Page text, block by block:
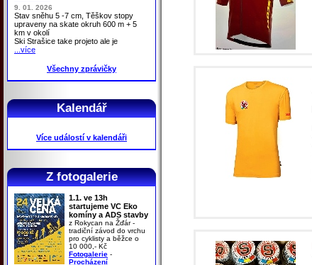
9. 01. 2026
Stav sněhu 5 -7 cm, Těškov stopy
upraveny na skate okruh 600 m + 5
km v okolí
Ski Strašice take projeto ale je
...více
Všechny zprávičky
Kalendář
Více událostí v kalendáři
Z fotogalerie
1.1. ve 13h
startujeme VC Eko
komíny a ADS stavby
z Rokycan na Žďár -
tradiční závod do vrchu
pro cyklisty a běžce o
10 000,- Kč
Fotogalerie -
Procházení